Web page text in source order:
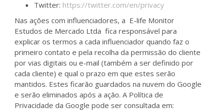
Twitter: https://twitter.com/en/privacy
Nas ações com influenciadores, a E-life Monitor
Estudos de Mercado Ltda fica responsável para
explicar os termos a cada influenciador quando faz o
primeiro contato e pela recolha da permissão do cliente
por vias digitais ou e-mail (também a ser definido por
cada cliente) e qual o prazo em que estes serão
mantidos. Estes ficarão guardados na nuvem do Google
e serão eliminados após a ação. A Política de
Privacidade da Google pode ser consultada em: